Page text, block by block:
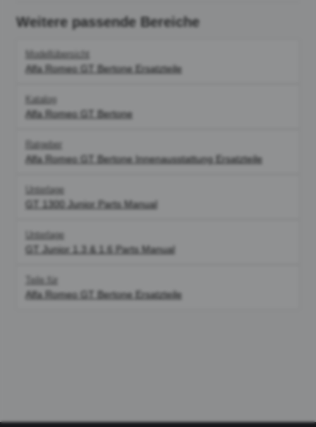
Weitere passende Bereiche
Modellübersicht
Alfa Romeo GT Bertone Ersatzteile
Katalog
Alfa Romeo GT Bertone
Ratgeber
Alfa Romeo GT Bertone Innenausstattung Ersatzteile
Unterlage
GT 1300 Junior Parts Manual
Unterlage
GT Junior 1.3 & 1.6 Parts Manual
Teile für
Alfa Romeo GT Bertone Ersatzteile